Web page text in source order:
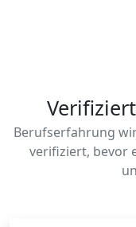
Berufserfahrung
verifiziert, bevor